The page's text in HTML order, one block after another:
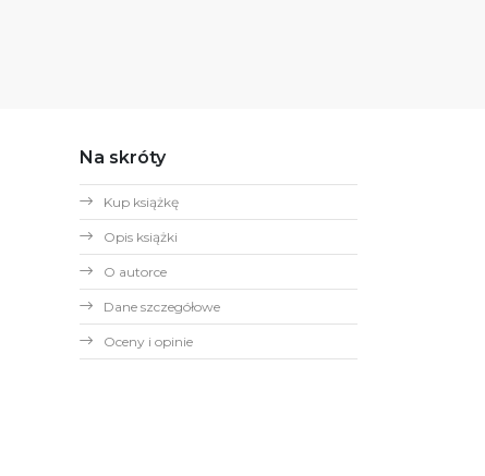
Na skróty
Kup książkę
Opis książki
O autorce
Dane szczegółowe
Oceny i opinie